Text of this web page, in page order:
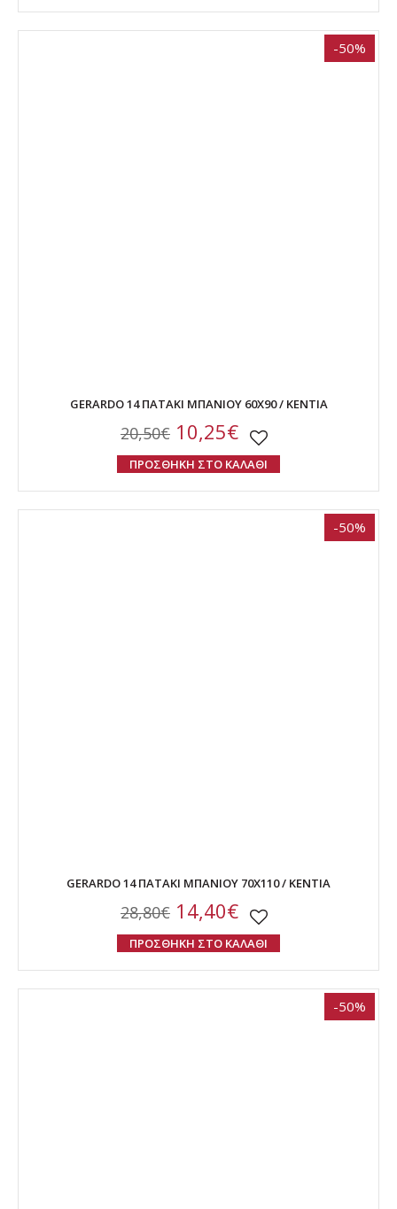
-50%
GERARDO 14 ΠΑΤΑΚΙ ΜΠΑΝΙΟΥ 60Χ90 / ΚΕΝΤΙΑ
20,50€ 10,25€
ΠΡΟΣΘΗΚΗ ΣΤΟ ΚΑΛΑΘΙ
-50%
GERARDO 14 ΠΑΤΑΚΙ ΜΠΑΝΙΟΥ 70Χ110 / ΚΕΝΤΙΑ
28,80€ 14,40€
ΠΡΟΣΘΗΚΗ ΣΤΟ ΚΑΛΑΘΙ
-50%